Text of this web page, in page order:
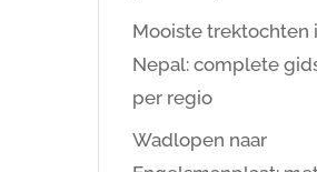
Mooiste trektochten
Nepal: complete
per regio
Wadlopen naar